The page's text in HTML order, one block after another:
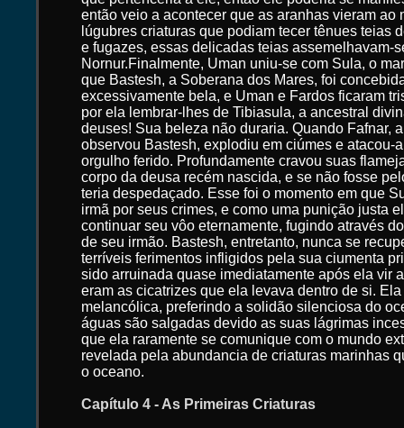
então veio a acontecer que as aranhas vieram ao
lúgubres criaturas que podiam tecer tênues teias
e fugazes, essas delicadas teias assemelhavam-
Nornur.Finalmente, Uman uniu-se com Sula, o
que Bastesh, a Soberana dos Mares, foi
excessivamente bela, e Uman e Fardos ficaram
por ela lembrar-lhes de Tibiasula, a ancestral
deuses! Sua beleza não duraria. Quando Fafnar,
observou Bastesh, explodiu em ciúmes e atacou-
orgulho ferido. Profundamente cravou suas
corpo da deusa recém nascida, e se não fosse
teria despedaçado. Esse foi o momento em que
irmã por seus crimes, e como uma punição justa
continuar seu vôo eternamente, fugindo através
de seu irmão. Bastesh, entretanto, nunca se
terríveis ferimentos infligidos pela sua ciumenta
sido arruinada quase imediatamente após ela vir
eram as cicatrizes que ela levava dentro de si.
melancólica, preferindo a solidão silenciosa do
águas são salgadas devido as suas lágrimas
que ela raramente se comunique com o mundo
revelada pela abundancia de criaturas marinhas
o oceano.
Capítulo 4 - As Primeiras Criaturas